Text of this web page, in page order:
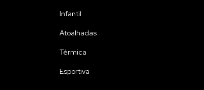
Infantil
Atoalhadas
Térmica
Esportiva